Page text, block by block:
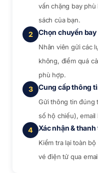
vấn chặng bay
sách của bạn.
2 Chọn chuyến bay
Nhân viên gửi các
không, điểm quá
phù hợp.
3 Cung cấp thông
Gửi thông tin đúng
số hộ chiếu), email
4 Xác nhận & thanh
Kiểm tra lại toàn
vé điện tử qua